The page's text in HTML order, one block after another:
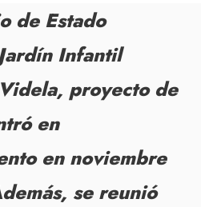
de Estado
Infantil
proyecto de
en
en noviembre
se reunió